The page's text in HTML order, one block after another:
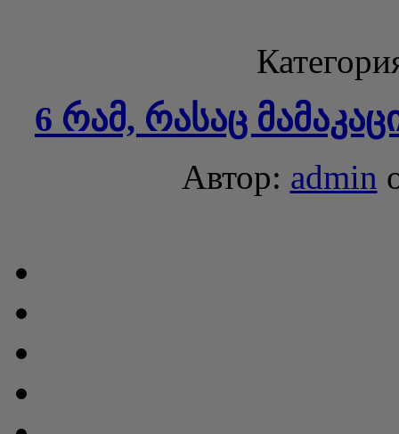
6 რამ, რასაც
Автор: admin